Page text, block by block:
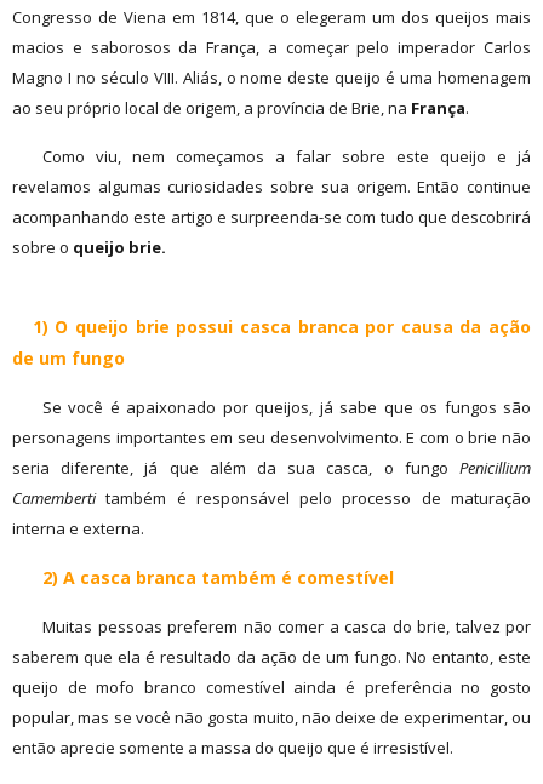
Congresso de Viena em 1814, que o elegeram um dos queijos mais
macios e saborosos da França, a começar pelo imperador Carlos
Magno I no século VIII. Aliás, o nome deste queijo é uma homenagem
ao seu próprio local de origem, a província de Brie, na França.
Como viu, nem começamos a falar sobre este queijo e já
revelamos algumas curiosidades sobre sua origem. Então continue
acompanhando este artigo e surpreenda-se com tudo que descobrirá
sobre o queijo brie.
1) O queijo brie possui casca branca por causa da ação
de um fungo
Se você é apaixonado por queijos, já sabe que os fungos são
personagens importantes em seu desenvolvimento. E com o brie não
seria diferente, já que além da sua casca, o fungo Penicillium
Camembertitambém é responsável pelo processo de maturação
interna e externa.
2) A casca branca também é comestível
Muitas pessoas preferem não comer a casca do brie, talvez por
saberem que ela é resultado da ação de um fungo. No entanto, este
queijo de mofo branco comestível ainda é preferência no gosto
popular, mas se você não gosta muito, não deixe de experimentar, ou
então aprecie somente a massa do queijo que é irresistível.